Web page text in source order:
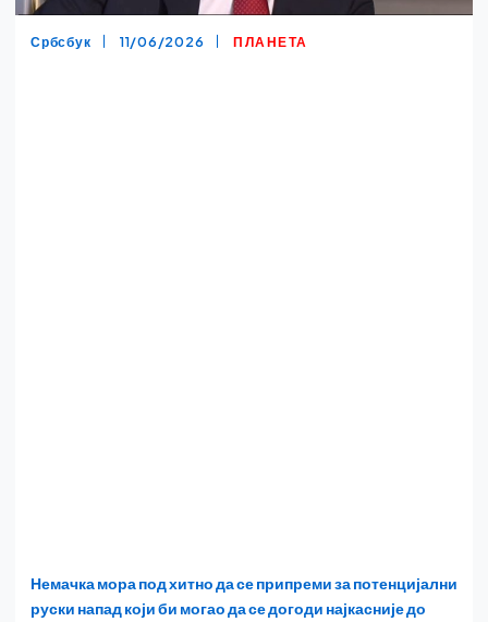
Србсбук 11/06/2026 ПЛАНЕТА
Немачка мора под хитно да се припреми за потенцијални
руски напад који би могао да се догоди најкасније до